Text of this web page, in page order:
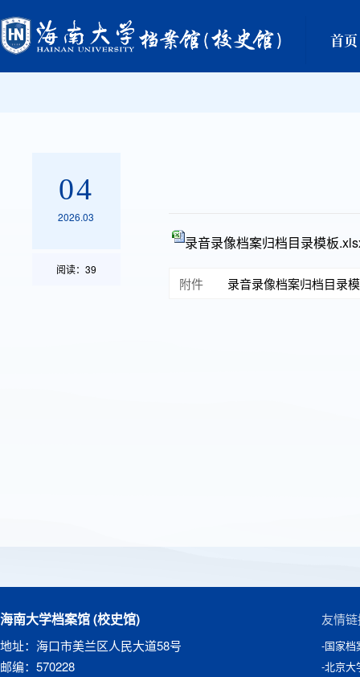
首页
04
2026.03
阅读： 39
录音录像档案归档目录模板
附件 录音录像档案归档目录
海南大学档案馆 (校史馆)
地址：海口市美兰区人民大道58号
邮编：570228
友情
-国家档
-北京大